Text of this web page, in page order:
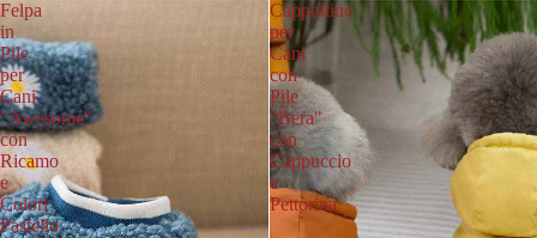
Felpa
in
Pile
per
Cani
"Awesome"
con
Ricamo
e
Colori
Pastello
Cappottino
per
Cani
con
Pile
"Bera"
con
Cappuccio
e
Pettorina